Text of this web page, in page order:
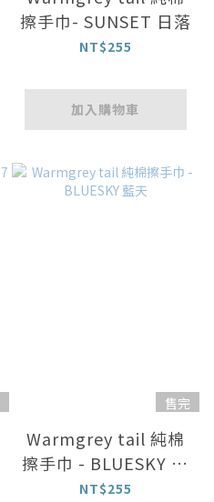
擦手巾- SUNSET 日落
NT$255
加入購物車
售完
Warmgrey tail 純棉
擦手巾 - BLUESKY 藍
天
NT$255